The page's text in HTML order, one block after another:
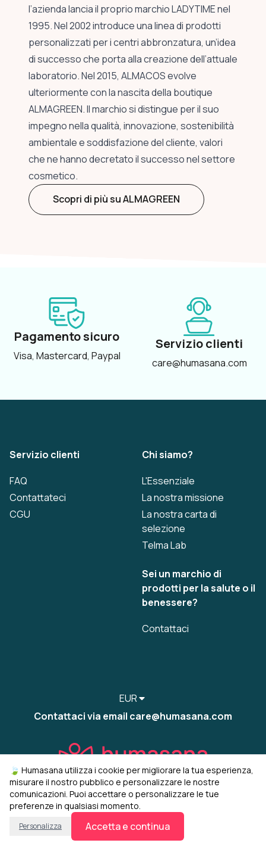
l’azienda lancia il proprio marchio LADYTIME nel
1995. Nel 2002 introduce una linea di prodotti
personalizzati per i centri abbronzatura, un’idea
di successo che porta alla creazione dell’attuale
laboratorio. Nel 2015, ALMACOS evolve
ulteriormente con la nascita della boutique
ALMAGREEN. Il marchio si distingue per il suo
impegno nella qualità, innovazione, sostenibilità
ambientale e soddisfazione del cliente, valori
che ne hanno decretato il successo nel settore
cosmetico.
Scopri di più su ALMAGREEN
Pagamento sicuro
Visa, Mastercard, Paypal
Servizio clienti
care@humasana.com
Servizio clienti
FAQ
Contattateci
CGU
Chi siamo?
L'Essenziale
La nostra missione
La nostra carta di
selezione
Telma Lab
Sei un marchio di
prodotti per la salute o il
benessere?
Contattaci
EUR
Contattaci via email care@humasana.com
© 2022-2026 humasana Gestisci i miei cookie
🍃 Humasana utilizza i cookie per migliorare la tua esperienza,
misurare il nostro pubblico e personalizzare le nostre
comunicazioni. Puoi accettare o personalizzare le tue
preferenze in qualsiasi momento.
Personalizza Accetta e continua